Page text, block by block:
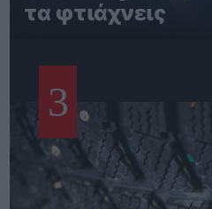
τα φτιάχνεις
3